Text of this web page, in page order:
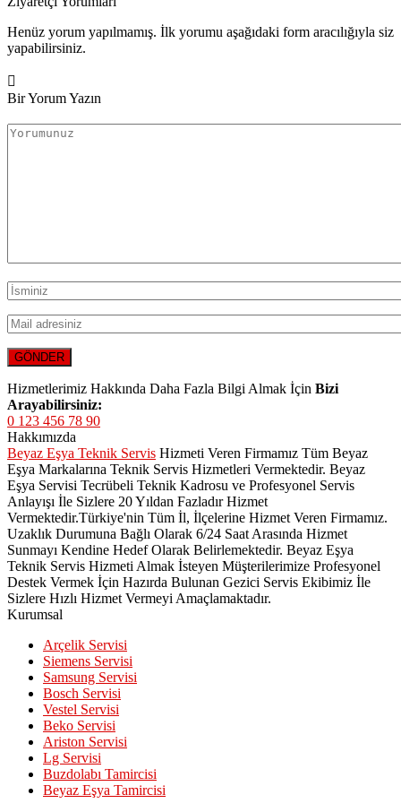
Henüz yorum yapılmamış. İlk yorumu aşağıdaki form aracılığıyla siz
yapabilirsiniz.
Bir Yorum Yazın
Hizmetlerimiz Hakkında Daha Fazla Bilgi Almak İçin Bizi
Arayabilirsiniz:
0 123 456 78 90
Hakkımızda
Beyaz Eşya Teknik Servis Hizmeti Veren Firmamız Tüm Beyaz
Eşya Markalarına Teknik Servis Hizmetleri Vermektedir. Beyaz
Eşya Servisi Tecrübeli Teknik Kadrosu ve Profesyonel Servis
Anlayışı İle Sizlere 20 Yıldan Fazladır Hizmet
Vermektedir.Türkiye'nin Tüm İl, İlçelerine Hizmet Veren Firmamız.
Uzaklık Durumuna Bağlı Olarak 6/24 Saat Arasında Hizmet
Sunmayı Kendine Hedef Olarak Belirlemektedir. Beyaz Eşya
Teknik Servis Hizmeti Almak İsteyen Müşterilerimize Profesyonel
Destek Vermek İçin Hazırda Bulunan Gezici Servis Ekibimiz İle
Sizlere Hızlı Hizmet Vermeyi Amaçlamaktadır.
Kurumsal
Arçelik Servisi
Siemens Servisi
Samsung Servisi
Bosch Servisi
Vestel Servisi
Beko Servisi
Ariston Servisi
Lg Servisi
Buzdolabı Tamircisi
Beyaz Eşya Tamircisi